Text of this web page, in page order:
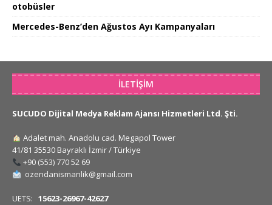
otobüsler
Mercedes-Benz’den Ağustos Ayı Kampanyaları
İLETIŞIM
SUCUDO Dijital Medya Reklam Ajansı Hizmetleri Ltd. Şti.
Adalet mah. Anadolu cad. Megapol Tower
41/81 35530 Bayraklı İzmir / Türkiye
+90 (553) 770 52 69
ozendanismanlik@gmail.com
UETS: 15623-26967-42627